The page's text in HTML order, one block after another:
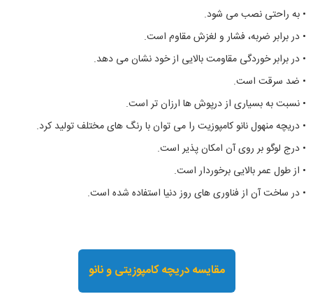
• به راحتی نصب می شود.
• در برابر ضربه، فشار و لغزش مقاوم است.
• در برابر خوردگی مقاومت بالایی از خود نشان می دهد.
• ضد سرقت است.
• نسبت به بسیاری از درپوش ها ارزان تر است.
• دریچه منهول نانو کامپوزیت را می توان با رنگ های مختلف تولید کرد.
• درج لوگو بر روی آن امکان پذیر است.
• از طول عمر بالایی برخوردار است.
• در ساخت آن از فناوری های روز دنیا استفاده شده است.
مقایسه دریچه کامپوزیتی و نانو